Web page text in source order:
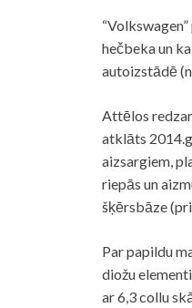
hečbeka un
autoizstādē
Attēlos
atklāts
aizsargiem,
riepās un
šķērsbāze
Par papildu
diožu
ar 6,3 collu